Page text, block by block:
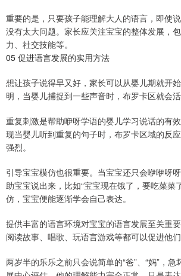
重要的是，只要孩子能理解大人的语言，即使
没有太大问题。家长应关注宝宝的整体发展，
力、社交技能等。
05 促进语言发展的实用方法
想让孩子说得早又好，家长可以从婴儿期就开
明，当婴儿捕捉到一些声音时，布罗卡区就会活
重复刺激是帮助咿呀学语的婴儿学习说话的有
现当婴儿听到重复的句子时，布罗卡区域的反
强烈。
引导宝宝模仿也很重要。当宝宝还只会咿咿呀
助宝宝说出来，比如“宝宝现在饿了，要吃菜菜
仿，宝宝便能逐渐学会自己表达。
提供丰富的语言环境对宝宝的语言发展至关重要
阅读故事、唱歌、玩语言游戏等都可以促进他们
两岁半的乐乐之前只会说简单的“爸”、“妈”，